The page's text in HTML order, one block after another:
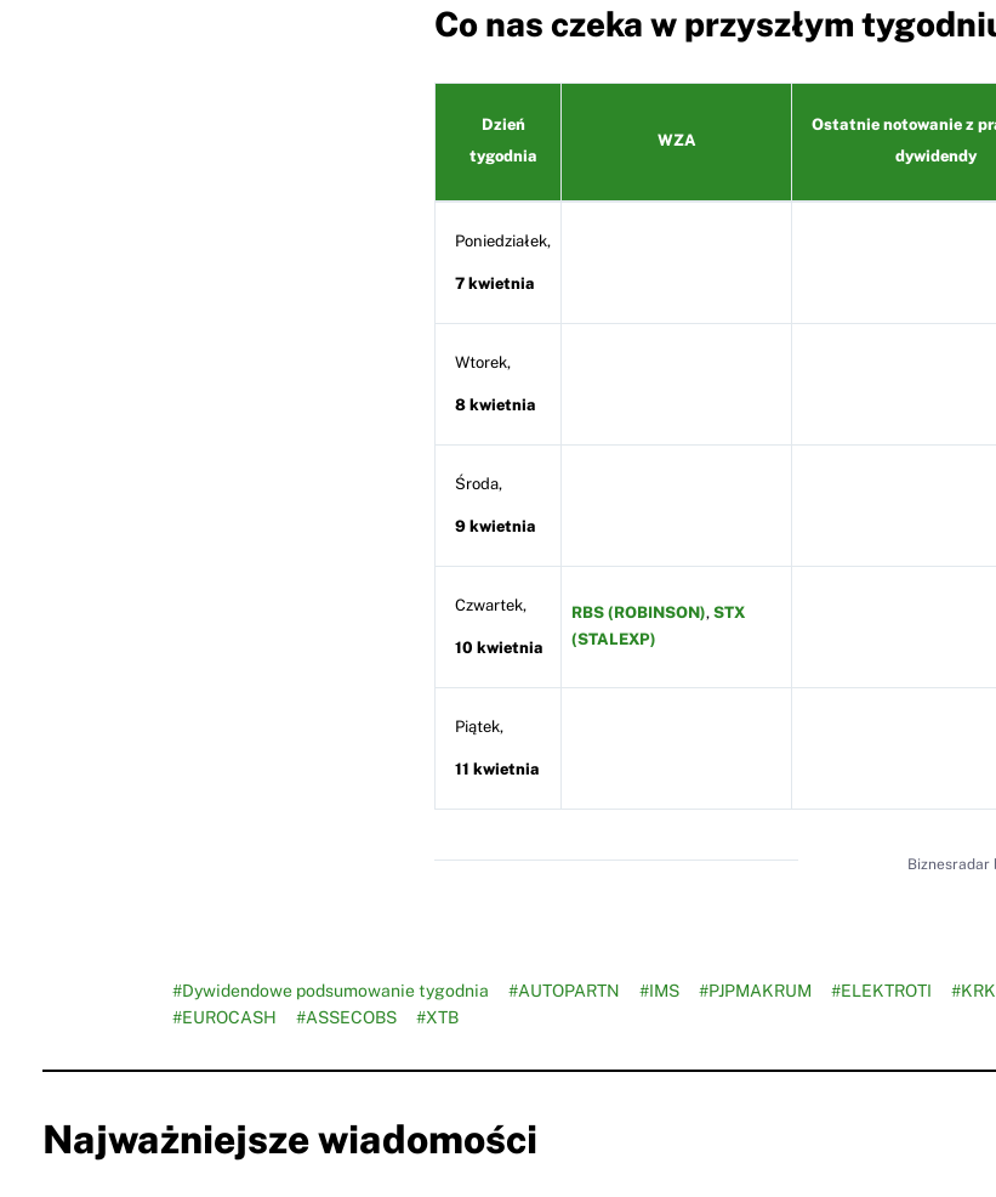
Co nas czeka w przyszłym
Dzień
tygodnia
WZA
Ostatnie notowanie z
dywidendy
Poniedziałek,
7 kwietnia
Wtorek,
8 kwietnia
Środa,
9 kwietnia
Czwartek,
10 kwietnia
RBS (ROBINSON), STX
(STALEXP)
Piątek,
11 kwietnia
Biznesradar
#Dywidendowe podsumowanie tygodnia #AUTOPARTN #IMS #PJPMAKRUM #ELEKTROTI
#EUROCASH
#ASSECOBS #XTB
Najważniejsze wiadomości